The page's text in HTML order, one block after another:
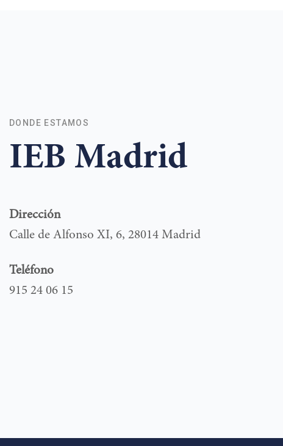
DONDE ESTAMOS
IEB Madrid
Dirección
Calle de Alfonso XI, 6, 28014 Madrid
Teléfono
915 24 06 15